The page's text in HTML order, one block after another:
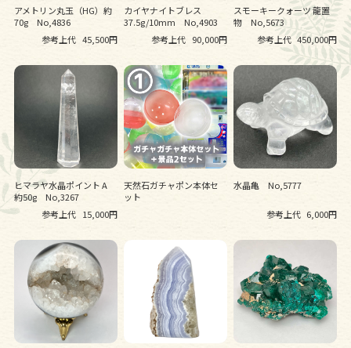
アメトリン丸玉（HG）約
70g No,4836
参考上代 45,500円
カイヤナイトブレス
37.5g/10mm No,4903
参考上代 90,000円
スモーキークォーツ 龍置
物 No,5673
参考上代 450,000円
ヒマラヤ水晶ポイント A
約50g No,3267
参考上代 15,000円
天然石ガチャポン本体セ
ット
水晶亀 No,5777
参考上代 6,000円